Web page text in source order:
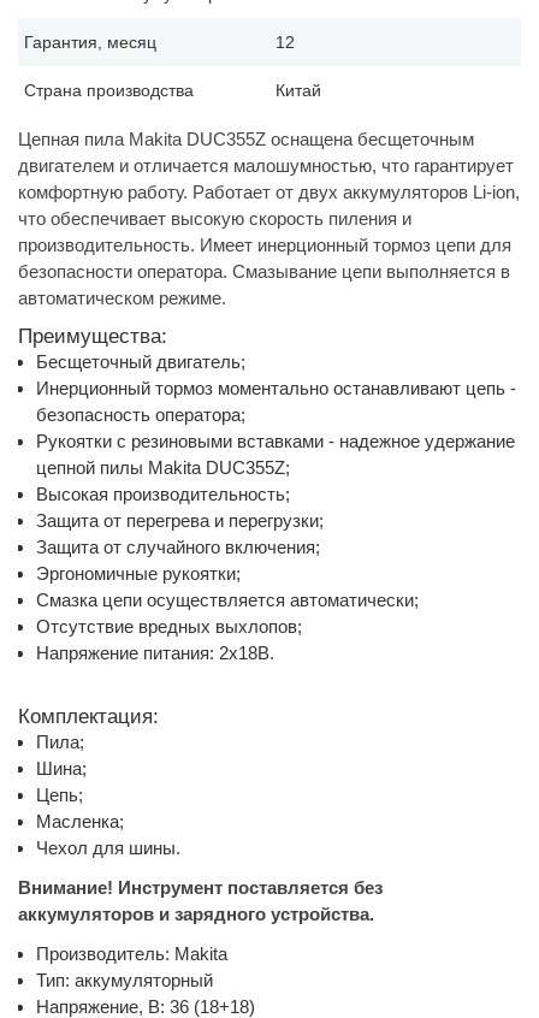
Гарантия, месяц 12
Страна производства Китай
Цепная пила Makita DUC355Z оснащена бесщеточным
двигателем и отличается малошумностью, что гарантирует
комфортную работу. Работает от двух аккумуляторов Li-ion,
что обеспечивает высокую скорость пиления и
производительность. Имеет инерционный тормоз цепи для
безопасности оператора. Смазывание цепи выполняется в
автоматическом режиме.
Преимущества:
Бесщеточный двигатель;
Инерционный тормоз моментально останавливают цепь -
безопасность оператора;
Рукоятки с резиновыми вставками - надежное удержание
цепной пилы Makita DUC355Z;
Высокая производительность;
Защита от перегрева и перегрузки;
Защита от случайного включения;
Эргономичные рукоятки;
Смазка цепи осуществляется автоматически;
Отсутствие вредных выхлопов;
Напряжение питания: 2х18В.
Комплектация:
Пила;
Шина;
Цепь;
Масленка;
Чехол для шины.
Внимание! Инструмент поставляется без
аккумуляторов и зарядного устройства.
Производитель: Makita
Тип: аккумуляторный
Напряжение, В: 36 (18+18)